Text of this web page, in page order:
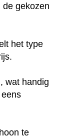
gekozen
het type
wat handig
te